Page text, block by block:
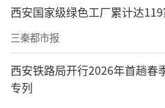
西安国家级绿色工厂累计达
三秦都市报
西安铁路局开行2026年首趟春
专列